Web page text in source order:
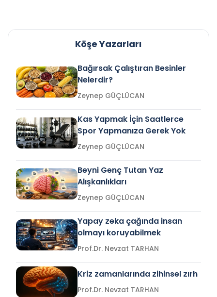
Köşe Yazarları
Bağırsak Çalıştıran Besinler
Nelerdir?
Zeynep GÜÇLÜCAN
Kas Yapmak İçin Saatlerce
Spor Yapmanıza Gerek Yok
Zeynep GÜÇLÜCAN
Beyni Genç Tutan Yaz
Alışkanlıkları
Zeynep GÜÇLÜCAN
Yapay zeka çağında insan
olmayı koruyabilmek
Prof.Dr. Nevzat TARHAN
Kriz zamanlarında zihinsel zırh
Prof.Dr. Nevzat TARHAN